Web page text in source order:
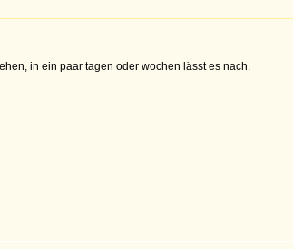
in ein paar tagen oder wochen lässt es nach.